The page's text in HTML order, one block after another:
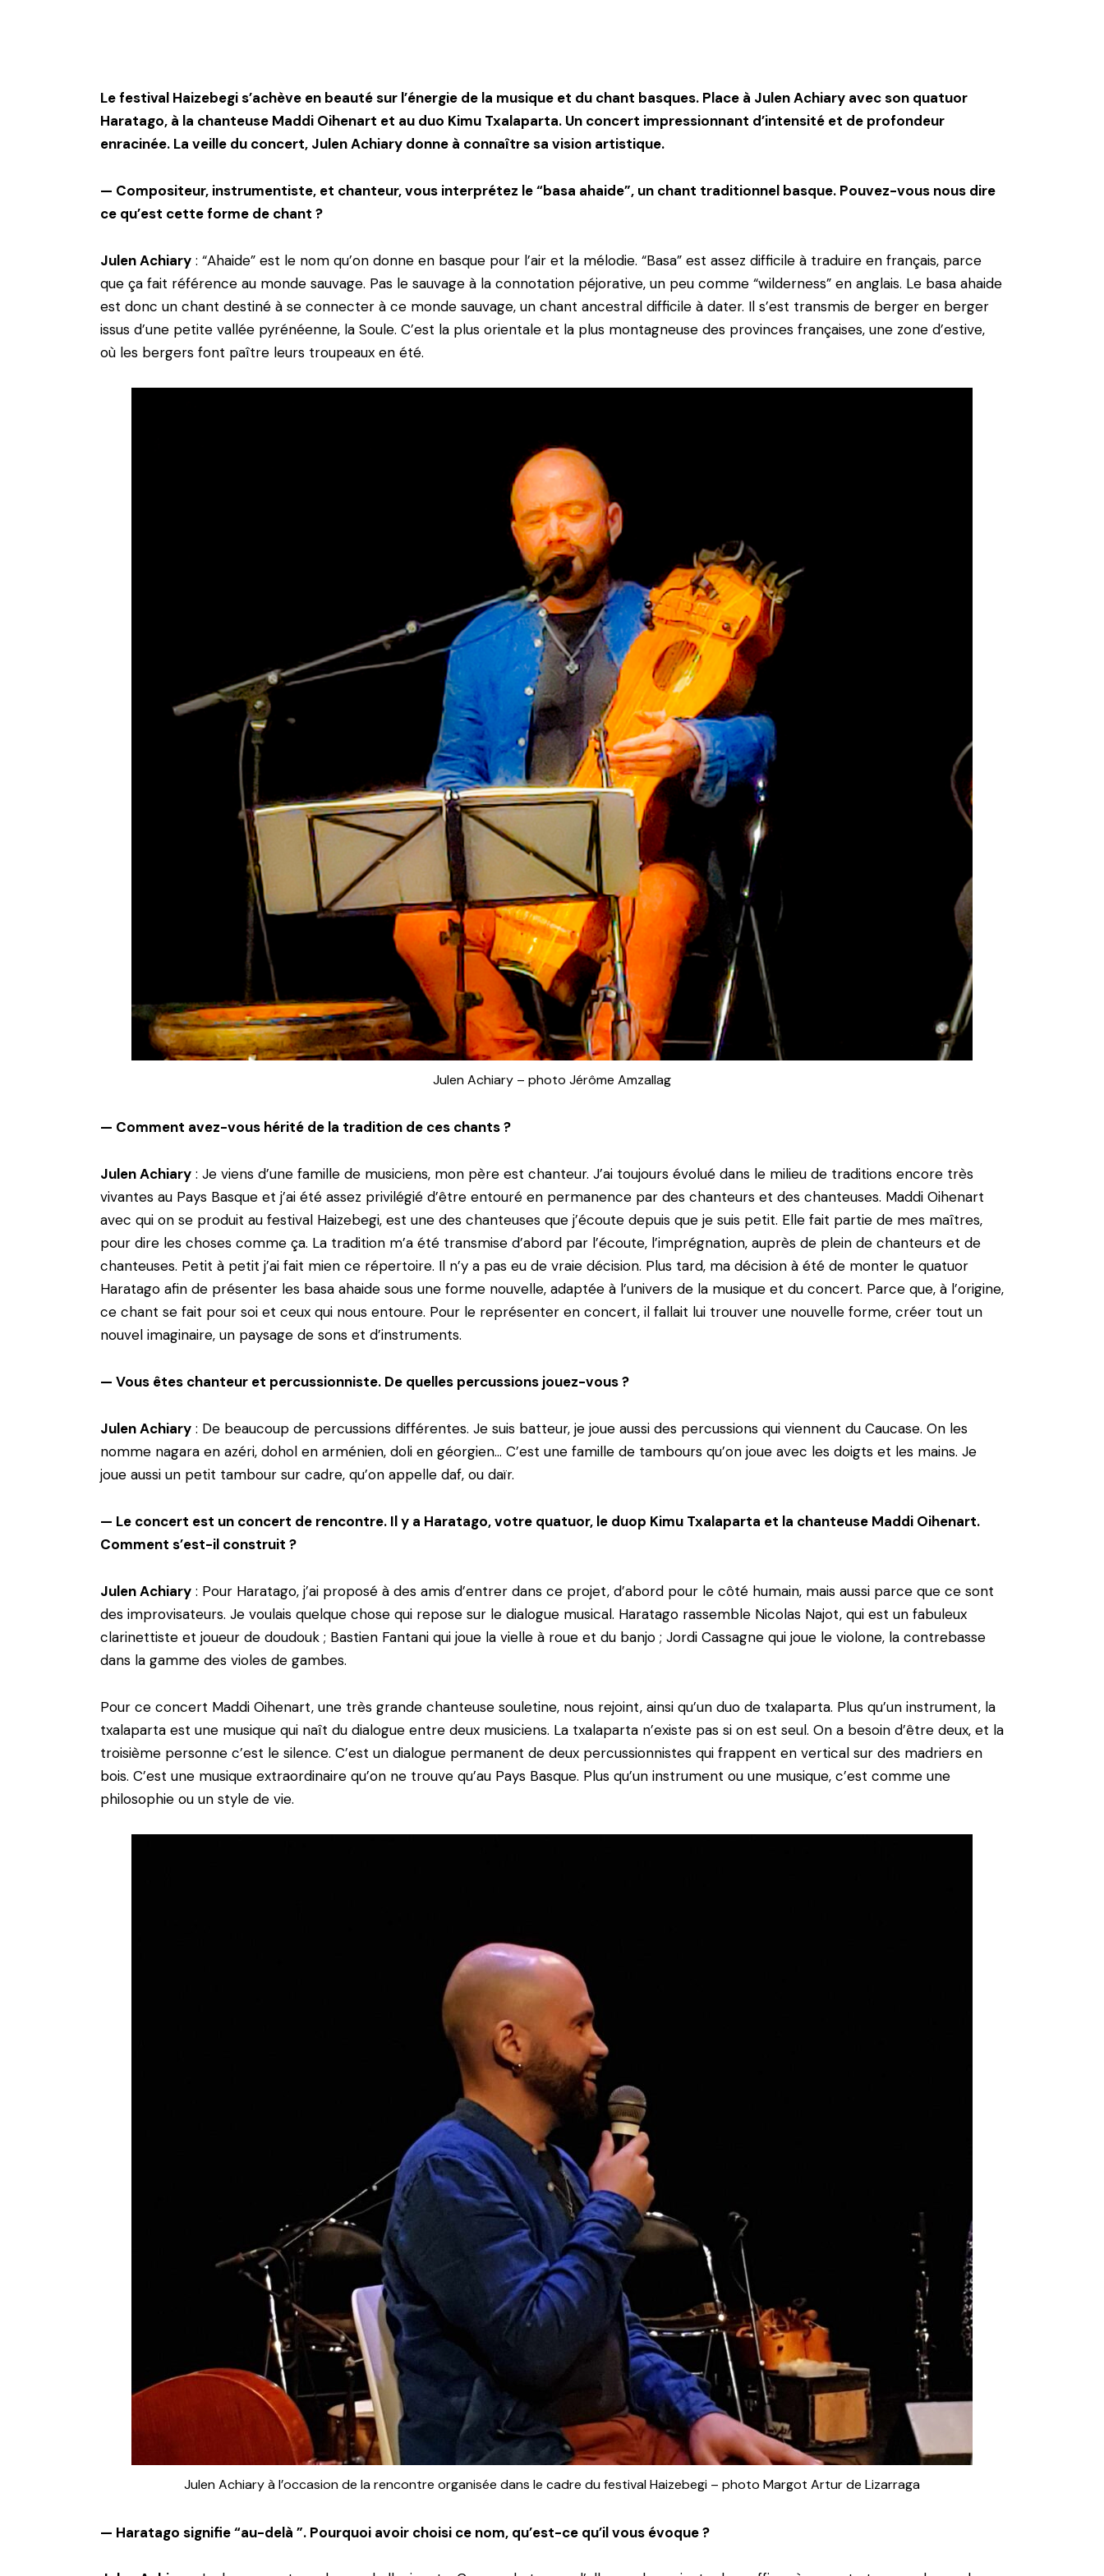
Le festival Haizebegi s’achève en beauté sur l’énergie de la musique et du chant basques. Place à Julen Achiary avec son quatuor
Haratago, à la chanteuse Maddi Oihenart et au duo Kimu Txalaparta. Un concert impressionnant d’intensité et de profondeur
enracinée. La veille du concert, Julen Achiary donne à connaître sa vision artistique.
— Compositeur, instrumentiste, et chanteur, vous interprétez le “basa ahaide”, un chant traditionnel basque. Pouvez-vous nous dire
ce qu’est cette forme de chant ?
Julen Achiary : “Ahaide” est le nom qu’on donne en basque pour l’air et la mélodie. “Basa” est assez difficile à traduire en français, parce
que ça fait référence au monde sauvage. Pas le sauvage à la connotation péjorative, un peu comme “wilderness” en anglais. Le basa ahaide
est donc un chant destiné à se connecter à ce monde sauvage, un chant ancestral difficile à dater. Il s’est transmis de berger en berger
issus d’une petite vallée pyrénéenne, la Soule. C’est la plus orientale et la plus montagneuse des provinces françaises, une zone d’estive,
où les bergers font paître leurs troupeaux en été.
Julen Achiary – photo Jérôme Amzallag
— Comment avez-vous hérité de la tradition de ces chants ?
Julen Achiary : Je viens d’une famille de musiciens, mon père est chanteur. J’ai toujours évolué dans le milieu de traditions encore très
vivantes au Pays Basque et j’ai été assez privilégié d’être entouré en permanence par des chanteurs et des chanteuses. Maddi Oihenart
avec qui on se produit au festival Haizebegi, est une des chanteuses que j’écoute depuis que je suis petit. Elle fait partie de mes maîtres,
pour dire les choses comme ça. La tradition m’a été transmise d’abord par l’écoute, l’imprégnation, auprès de plein de chanteurs et de
chanteuses. Petit à petit j’ai fait mien ce répertoire. Il n’y a pas eu de vraie décision. Plus tard, ma décision à été de monter le quatuor
Haratago afin de présenter les basa ahaide sous une forme nouvelle, adaptée à l’univers de la musique et du concert. Parce que, à l’origine,
ce chant se fait pour soi et ceux qui nous entoure. Pour le représenter en concert, il fallait lui trouver une nouvelle forme, créer tout un
nouvel imaginaire, un paysage de sons et d’instruments.
— Vous êtes chanteur et percussionniste. De quelles percussions jouez-vous ?
Julen Achiary : De beaucoup de percussions différentes. Je suis batteur, je joue aussi des percussions qui viennent du Caucase. On les
nomme nagara en azéri, dohol en arménien, doli en géorgien… C’est une famille de tambours qu’on joue avec les doigts et les mains. Je
joue aussi un petit tambour sur cadre, qu’on appelle daf, ou daïr.
— Le concert est un concert de rencontre. Il y a Haratago, votre quatuor, le duop Kimu Txalaparta et la chanteuse Maddi Oihenart.
Comment s’est-il construit ?
Julen Achiary : Pour Haratago, j’ai proposé à des amis d’entrer dans ce projet, d’abord pour le côté humain, mais aussi parce que ce sont
des improvisateurs. Je voulais quelque chose qui repose sur le dialogue musical. Haratago rassemble Nicolas Najot, qui est un fabuleux
clarinettiste et joueur de doudouk ; Bastien Fantani qui joue la vielle à roue et du banjo ; Jordi Cassagne qui joue le violone, la contrebasse
dans la gamme des violes de gambes.
Pour ce concert Maddi Oihenart, une très grande chanteuse souletine, nous rejoint, ainsi qu’un duo de txalaparta. Plus qu’un instrument, la
txalaparta est une musique qui naît du dialogue entre deux musiciens. La txalaparta n’existe pas si on est seul. On a besoin d’être deux, et la
troisième personne c’est le silence. C’est un dialogue permanent de deux percussionnistes qui frappent en vertical sur des madriers en
bois. C’est une musique extraordinaire qu’on ne trouve qu’au Pays Basque. Plus qu’un instrument ou une musique, c’est comme une
philosophie ou un style de vie.
Julen Achiary à l’occasion de la rencontre organisée dans le cadre du festival Haizebegi – photo Margot Artur de Lizarraga
— Haratago signifie “au-delà ”. Pourquoi avoir choisi ce nom, qu’est-ce qu’il vous évoque ?